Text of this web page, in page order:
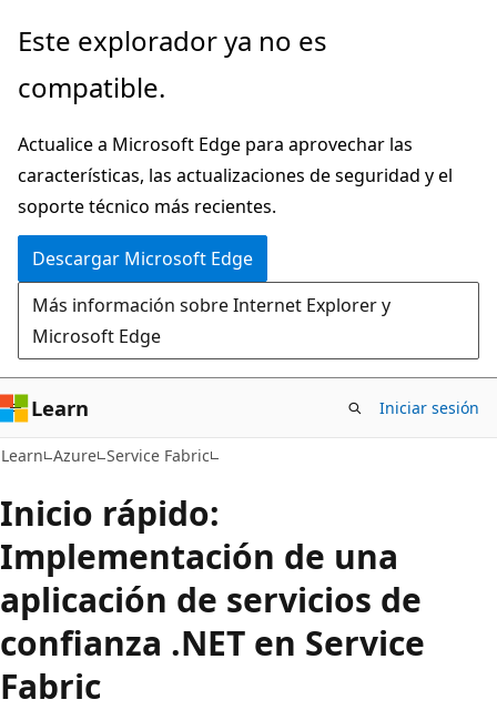
Ir
contenido
Este explorador ya no es
compatible.
Actualice a Microsoft Edge para aprovechar las
características, las actualizaciones de seguridad y el
soporte técnico más recientes.
Descargar Microsoft Edge
Más información sobre Internet Explorer y
Microsoft Edge
Learn Iniciar sesión
Learn Azure Service Fabric
Inicio rápido:
Implementación de una
aplicación de servicios de
confianza .NET en Service
Fabric